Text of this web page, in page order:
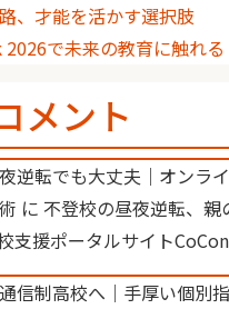
、才能を活かす選択肢
で未来の教育に触れる
メント
逆転でも大丈夫｜オンラ
に 不登校の昼夜逆転、親
支援ポータルサイトCoCon
信制高校へ｜手厚い個別